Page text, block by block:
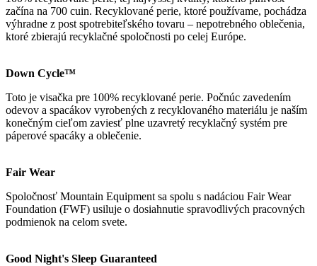
začína na 700 cuin. Recyklované perie, ktoré používame, pochádza
výhradne z post spotrebiteľského tovaru – nepotrebného oblečenia,
ktoré zbierajú recyklačné spoločnosti po celej Európe.
Down Cycle™
Toto je visačka pre 100% recyklované perie. Počnúc zavedením
odevov a spacákov vyrobených z recyklovaného materiálu je naším
konečným cieľom zaviesť plne uzavretý recyklačný systém pre
páperové spacáky a oblečenie.
Fair Wear
Spoločnosť Mountain Equipment sa spolu s nadáciou Fair Wear
Foundation (FWF) usiluje o dosiahnutie spravodlivých pracovných
podmienok na celom svete.
Good Night's Sleep Guaranteed